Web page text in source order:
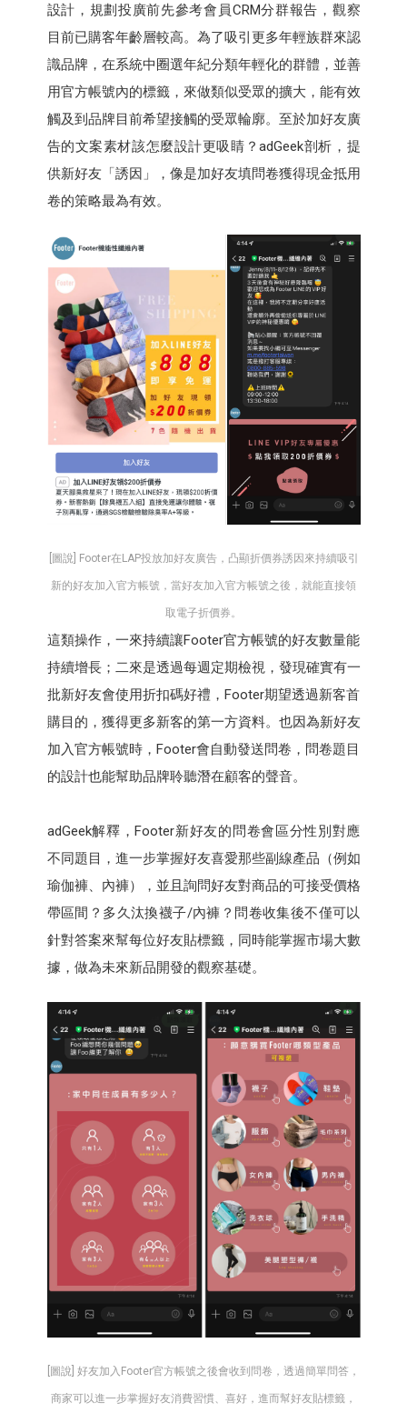
設計，規劃投廣前先參考會員CRM分群報告，觀察
目前已購客年齡層較高。為了吸引更多年輕族群來認
識品牌，在系統中圈選年紀分類年輕化的群體，並善
用官方帳號內的標籤，來做類似受眾的擴大，能有效
觸及到品牌目前希望接觸的受眾輪廓。至於加好友廣
告的文案素材該怎麼設計更吸睛？adGeek剖析，提
供新好友「誘因」，像是加好友填問卷獲得現金抵用
卷的策略最為有效。
[圖說] Footer在LAP投放加好友廣告，凸顯折價券誘因來持續吸引
新的好友加入官方帳號，當好友加入官方帳號之後，就能直接領
取電子折價券。
這類操作，一來持續讓Footer官方帳號的好友數量能
持續增長；二來是透過每週定期檢視，發現確實有一
批新好友會使用折扣碼好禮，Footer期望透過新客首
購目的，獲得更多新客的第一方資料。也因為新好友
加入官方帳號時，Footer會自動發送問卷，問卷題目
的設計也能幫助品牌聆聽潛在顧客的聲音。
adGeek解釋，Footer新好友的問卷會區分性別對應
不同題目，進一步掌握好友喜愛那些副線產品（例如
瑜伽褲、內褲），並且詢問好友對商品的可接受價格
帶區間？多久汰換襪子/內褲？問卷收集後不僅可以
針對答案來幫每位好友貼標籤，同時能掌握市場大數
據，做為未來新品開發的觀察基礎。
[圖說] 好友加入Footer官方帳號之後會收到問卷，透過簡單問答，
商家可以進一步掌握好友消費習慣、喜好，進而幫好友貼標籤，